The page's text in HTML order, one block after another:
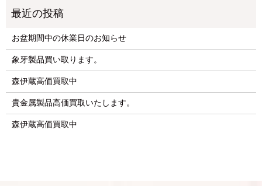
お盆期間中の休業日のお知らせ
象牙製品買い取ります。
森伊蔵高価買取中
貴金属製品高価買取いたします。
森伊蔵高価買取中